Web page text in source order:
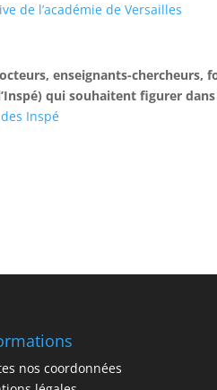
de l’académie de Versailles
enseignants-chercheurs,
qui souhaitent figurer dans
Inspé
nos coordonnées